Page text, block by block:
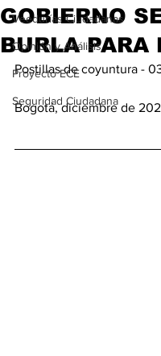
Veedurías Ciudadanas
Opinión y Análisis
Proyecto ECE
Seguridad Ciudadana
GOBIERNO
BURLA PARA
Postillas de coyuntura -
Bogotá, diciembre de